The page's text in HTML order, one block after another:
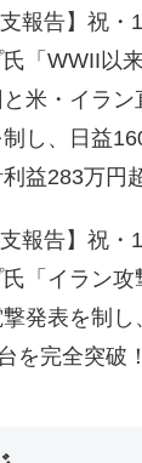
支報告】祝・
「WWII以
米・イラン
し、日益
益283万円
支報告】祝・
「イラン攻
発表を制し
を完全突破！